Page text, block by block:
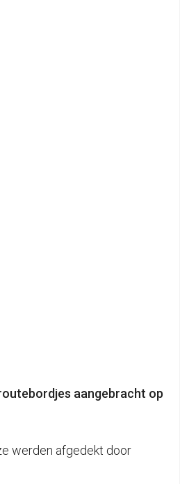
aangebracht op
werden afgedekt door